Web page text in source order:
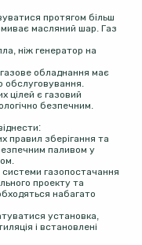
протягом більш
масляний шар. Газ
ніж генератор на
обладнання має
обслуговування.
цілей є газовий
безпечним.
правил зберігання та
паливом у
газопостачання
проекту та
набагато
установка,
і встановлені